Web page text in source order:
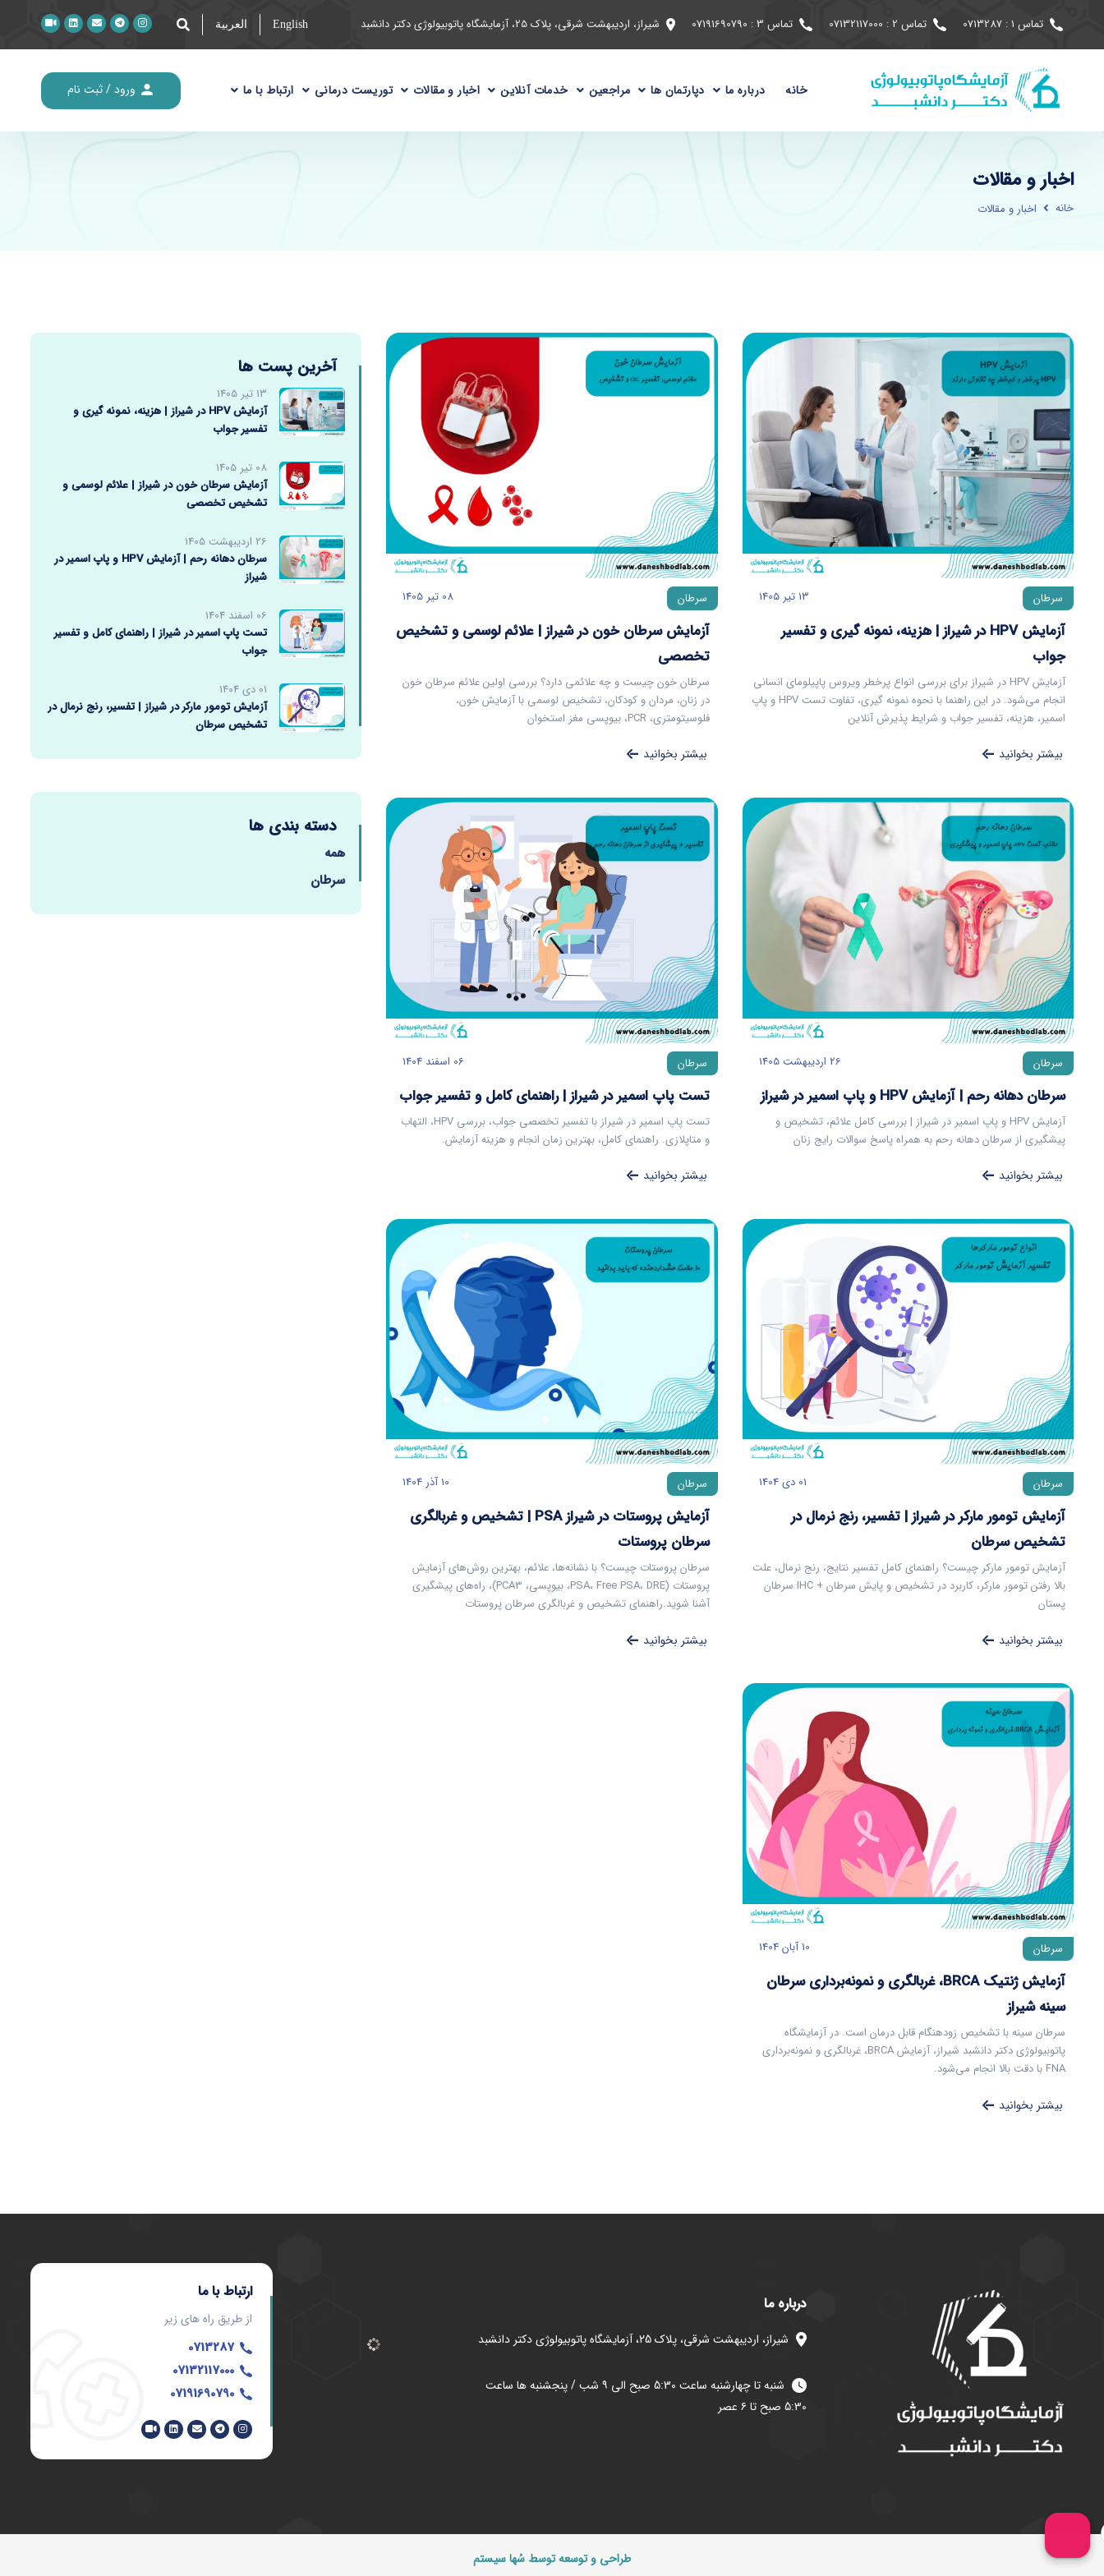
تماس 1 : 0713287 تماس 2 : 07132117000 تماس 3 : 07191690790 شیراز، اردیبهشت شرقی، پلاک 25، آزمایشگاه پاتوبیولوژی دکتر دانشبد English العربیة
خانه درباره ما دپارتمان ها مراجعین خدمات آنلاین اخبار و مقالات توریست درمانی ارتباط با ما ورود / ثبت نام
اخبار و مقالات
خانه اخبار و مقالات
سرطان 13 تیر 1405
آزمایش HPV در شیراز | هزینه، نمونه گیری و تفسیر
جواب
آزمایش HPV در شیراز برای بررسی انواع پرخطر ویروس پاپیلومای انسانی
انجام می‌شود. در این راهنما با نحوه نمونه گیری، تفاوت تست HPV و پاپ
اسمیر، هزینه، تفسیر جواب و شرایط پذیرش آنلاین
بیشتر بخوانید
سرطان 08 تیر 1405
آزمایش سرطان خون در شیراز | علائم لوسمی و تشخیص
تخصصی
سرطان خون چیست و چه علائمی دارد؟ بررسی اولین علائم سرطان خون
در زنان، مردان و کودکان، تشخیص لوسمی با آزمایش خون،
فلوسیتومتری، PCR، بیوپسی مغز استخوان
بیشتر بخوانید
سرطان 26 اردیبهشت 1405
سرطان دهانه رحم | آزمایش HPV و پاپ اسمیر در شیراز
آزمایش HPV و پاپ اسمیر در شیراز | بررسی کامل علائم، تشخیص و
پیشگیری از سرطان دهانه رحم به همراه پاسخ سوالات رایج زنان
بیشتر بخوانید
سرطان 06 اسفند 1404
تست پاپ اسمیر در شیراز | راهنمای کامل و تفسیر جواب
تست پاپ اسمیر در شیراز با تفسیر تخصصی جواب، بررسی HPV، التهاب
و متاپلازی. راهنمای کامل، بهترین زمان انجام و هزینه آزمایش.
بیشتر بخوانید
سرطان 01 دی 1404
آزمایش تومور مارکر در شیراز | تفسیر، رنج نرمال در
تشخیص سرطان
آزمایش تومور مارکر چیست؟ راهنمای کامل تفسیر نتایج، رنج نرمال، علت
بالا رفتن تومور مارکر، کاربرد در تشخیص و پایش سرطان + IHC سرطان
پستان
بیشتر بخوانید
سرطان 10 آذر 1404
آزمایش پروستات در شیراز PSA | تشخیص و غربالگری
سرطان پروستات
سرطان پروستات چیست؟ با نشانه‌ها، علائم، بهترین روش‌های آزمایش
پروستات (PSA، Free PSA، DRE، بیوپسی، PCA3)، راه‌های پیشگیری
آشنا شوید.راهنمای تشخیص و غربالگری سرطان پروستات
بیشتر بخوانید
سرطان 10 آبان 1404
آزمایش ژنتیک BRCA، غربالگری و نمونه‌برداری سرطان
سینه شیراز
سرطان سینه با تشخیص زودهنگام قابل درمان است. در آزمایشگاه
پاتوبیولوژی دکتر دانشبد شیراز، آزمایش BRCA، غربالگری و نمونه‌برداری
FNA با دقت بالا انجام می‌شود.
بیشتر بخوانید
آخرین پست ها
13 تیر 1405
آزمایش HPV در شیراز | هزینه، نمونه گیری و
تفسیر جواب
08 تیر 1405
آزمایش سرطان خون در شیراز | علائم لوسمی و
تشخیص تخصصی
26 اردیبهشت 1405
سرطان دهانه رحم | آزمایش HPV و پاپ اسمیر در
شیراز
06 اسفند 1404
تست پاپ اسمیر در شیراز | راهنمای کامل و تفسیر
جواب
01 دی 1404
آزمایش تومور مارکر در شیراز | تفسیر، رنج نرمال در
تشخیص سرطان
دسته بندی ها
همه
سرطان
درباره ما
شیراز، اردیبهشت شرقی، پلاک 25، آزمایشگاه پاتوبیولوژی دکتر دانشبد
شنبه تا چهارشنبه ساعت 5:30 صبح الی ۹ شب / پنجشنبه ها ساعت
5:30 صبح تا ۶ عصر
ارتباط با ما
از طریق راه های زیر
0713287
07132117000
07191690790
طراحی و توسعه توسط سُها سیستم